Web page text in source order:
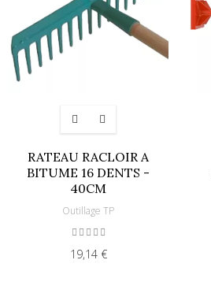
RATEAU RACLOIR A
BITUME 16 DENTS -
40CM
Outillage TP
19,14 €